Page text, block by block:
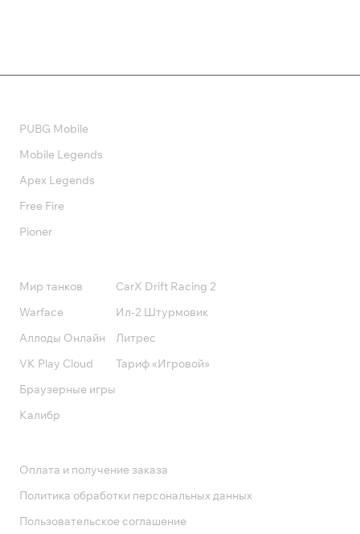
PUBG Mobile
Mobile Legends
Apex Legends
Free Fire
Pioner
Мир танков
Warface
Аллоды Онлайн
VK Play Cloud
Браузерные игры
Калибр
CarX Drift Racing 2
Ил-2 Штурмовик
Литрес
Тариф «Игровой»
Оплата и получение заказа
Политика обработки персональных данных
Пользовательское соглашение